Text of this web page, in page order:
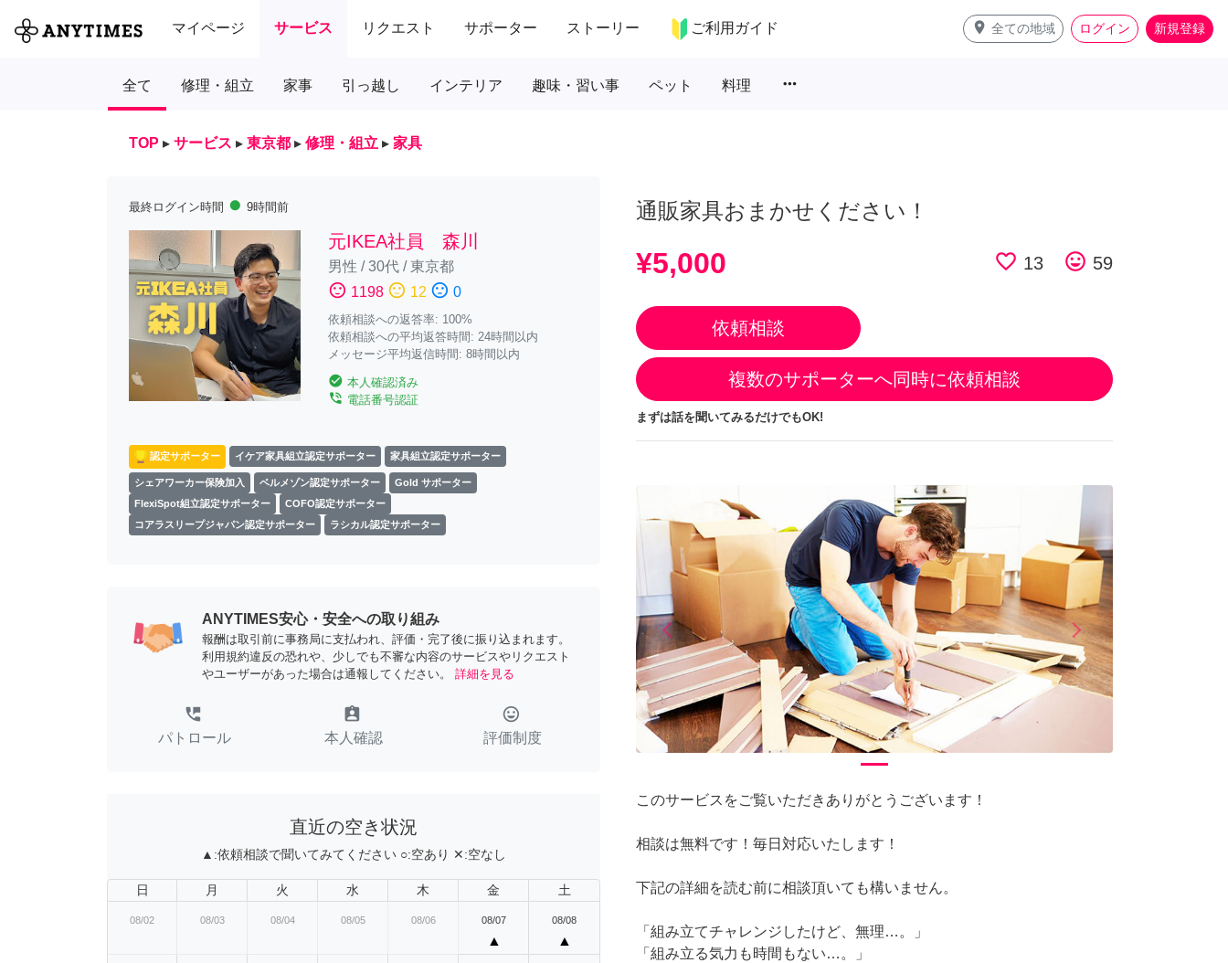
マイページ サービス リクエスト サポーター ストーリー ご利用ガイド place 全ての地域 ログイン 新規登録
全て 修理・組立 家事 引っ越し インテリア 趣味・習い事 ペット 料理 more_horiz
TOP ▸ サービス ▸ 東京都 ▸ 修理・組立 ▸ 家具
最終ログイン時間 fiber_manual_record 9時間前
元IKEA社員 森川
男性 /30代/東京都
sentiment_satisfied 1198 sentiment_neutral 12 sentiment_dissatisfied 0
依頼相談への返答率: 100%
依頼相談への平均返答時間: 24時間以内
メッセージ平均返信時間: 8時間以内
check_circle 本人確認済み
phone_in_talk 電話番号認証
認定サポーター イケア家具組立認定サポーター 家具組立認定サポーター
シェアワーカー保険加入 ベルメゾン認定サポーター
Gold サポーター
FlexiSpot組立認定サポーター
COFO認定サポーター
コアラスリープジャパン認定サポーター
ラシカル認定サポーター
ANYTIMES安心・安全への取り組み
報酬は取引前に事務局に支払われ、評価・完了後に振り込まれます。
利用規約違反の恐れや、少しでも不審な内容のサービスやリクエスト
やユーザーがあった場合は通報してください。
詳細を見る
perm_phone_msg
パトロール
assignment_ind
本人確認
tag_faces
評価制度
直近の空き状況
▲:依頼相談で聞いてみてください ○:空あり ✕:空なし
日 月 火 水 木 金 土
08/02 08/03 08/04 08/05 08/06 08/07
▲
08/08
▲
通販家具おまかせください！
¥5,000 favorite_border 13 tag_faces 59
依頼相談
複数のサポーターへ同時に依頼相談
まずは話を聞いてみるだけでもOK!
arrow_back_iosPrevious arrow_forward_iosNext
このサービスをご覧いただきありがとうございます！
相談は無料です！毎日対応いたします！
下記の詳細を読む前に相談頂いても構いません。
「組み立てチャレンジしたけど、無理…。」
「組み立る気力も時間もない…。」